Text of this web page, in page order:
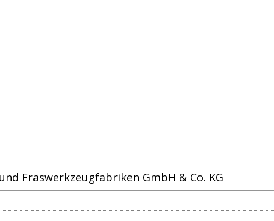
Fräswerkzeugfabriken GmbH & Co. KG